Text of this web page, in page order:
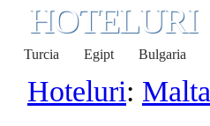
HOTELURI
Turcia Egipt Bulgaria
Hoteluri: Malta